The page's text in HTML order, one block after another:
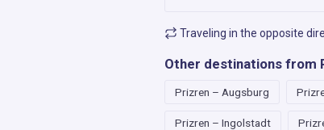
Traveling in the opposite
Other destinations from
Prizren – Augsburg
Prizren – Ingolstadt